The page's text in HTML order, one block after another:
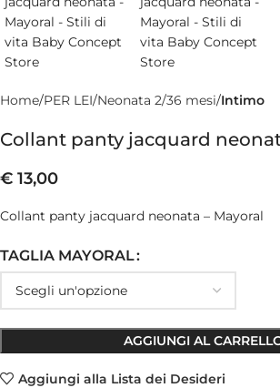
Home PER LEI Neonata 2/36 mesi Intimo
Collant panty jacquard
€ 13,00
Collant panty jacquard neonata – Mayoral
TAGLIA MAYORAL
AGGIUNGI AL
Aggiungi alla Lista dei Desideri